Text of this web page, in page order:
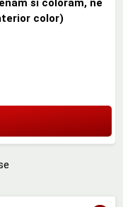
si coloram, ne
color)